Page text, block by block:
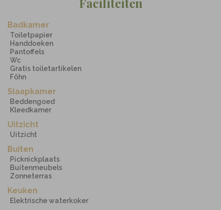
Badkamer
Toiletpapier
Handdoeken
Pantoffels
Wc
Gratis toiletartikelen
Föhn
Slaapkamer
Beddengoed
Kleedkamer
Uitzicht
Uitzicht
Buiten
Picknickplaats
Buitenmeubels
Zonneterras
Keuken
Elektrische waterkoker